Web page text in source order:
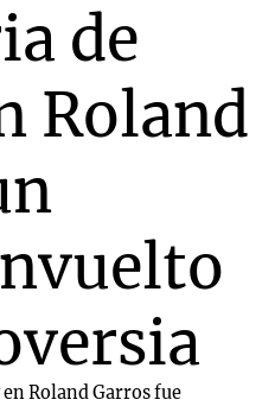
de
Roland
Roland Garros fue